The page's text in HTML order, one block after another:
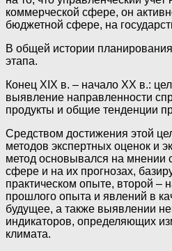
коммерческой сфере, он
бюджетной сфере, на
В общей истории
этапа.
Конец XIX в. – начало XX в.:
выявление направленности
продукты и общие тенденции
Средством достижения этой
методов экспертных оценок и
метод основывался на мнении
сфере и на их прогнозах,
практическом опыте, второй –
прошлого опыта и явлений в
будущее, а также выявлении
индикаторов, определяющих
климата.